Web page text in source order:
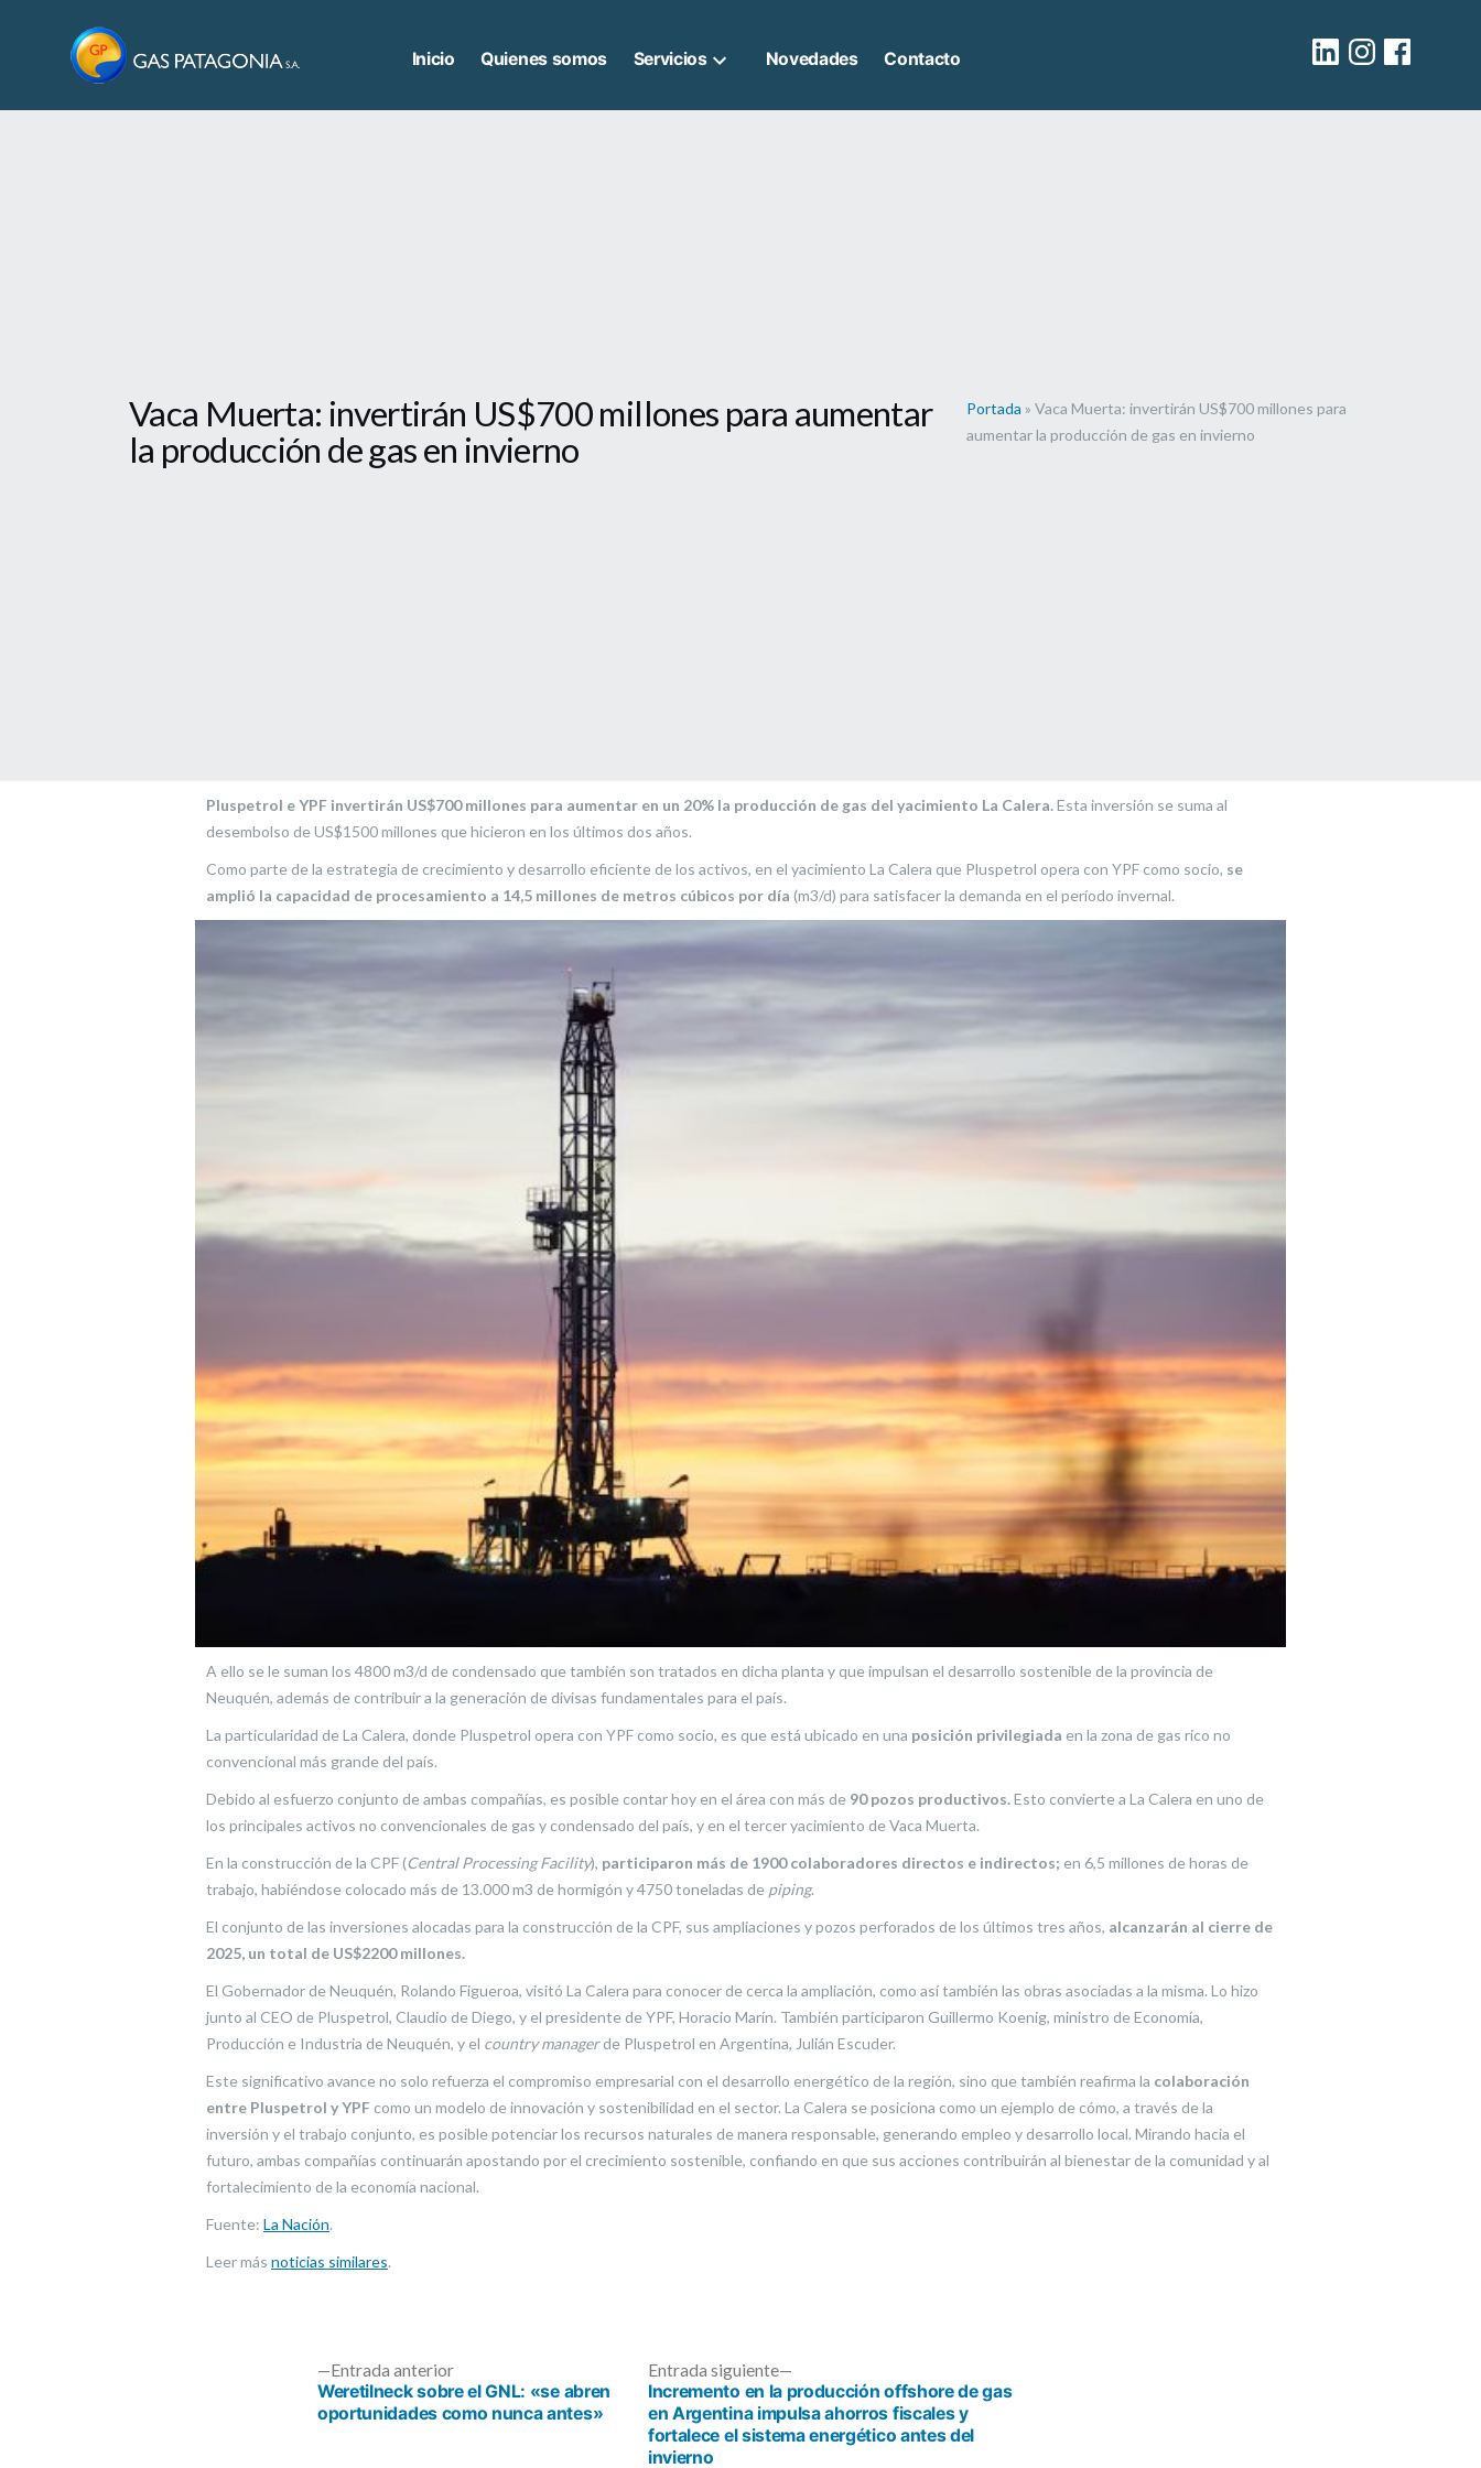
Inicio Quienes somos Servicios Novedades Contacto
facebook
Instagram
Linkedin
Vaca Muerta: invertirán US$700 millones para aumentar
la producción de gas en invierno
Portada » Vaca Muerta: invertirán US$700 millones para
aumentar la producción de gas en invierno
Pluspetrol e YPF invertirán US$700 millones para aumentar en un 20% la producción de gas del yacimiento La Calera.Esta inversión se suma al
desembolso de US$1500 millones que hicieron en los últimos dos años.
Como parte de la estrategia de crecimiento y desarrollo eficiente de los activos, en el yacimiento La Calera que Pluspetrol opera con YPF como socio, se
amplió la capacidad de procesamiento a 14,5 millones de metros cúbicos por día (m3/d) para satisfacer la demanda en el período invernal.
A ello se le suman los 4800 m3/d de condensado que también son tratados en dicha planta y que impulsan el desarrollo sostenible de la provincia de
Neuquén, además de contribuir a la generación de divisas fundamentales para el país.
La particularidad de La Calera, donde Pluspetrol opera con YPF como socio, es que está ubicado en una posición privilegiada en la zona de gas rico no
convencional más grande del país.
Debido al esfuerzo conjunto de ambas compañías, es posible contar hoy en el área con más de 90 pozos productivos.Esto convierte a La Calera en uno de
los principales activos no convencionales de gas y condensado del país, y en el tercer yacimiento de Vaca Muerta.
En la construcción de la CPF (Central Processing Facility), participaron más de 1900 colaboradores directos e indirectos; en 6,5 millones de horas de
trabajo, habiéndose colocado más de 13.000 m3 de hormigón y 4750 toneladas de piping.
El conjunto de las inversiones alocadas para la construcción de la CPF, sus ampliaciones y pozos perforados de los últimos tres años, alcanzarán al cierre de
2025, un total de US$2200 millones.
El Gobernador de Neuquén, Rolando Figueroa, visitó La Calera para conocer de cerca la ampliación, como así también las obras asociadas a la misma. Lo hizo
junto al CEO de Pluspetrol, Claudio de Diego, y el presidente de YPF, Horacio Marín. También participaron Guillermo Koenig, ministro de Economía,
Producción e Industria de Neuquén, y el country managerde Pluspetrol en Argentina, Julián Escuder.
Este significativo avance no solo refuerza el compromiso empresarial con el desarrollo energético de la región, sino que también reafirma la colaboración
entre Pluspetrol y YPF como un modelo de innovación y sostenibilidad en el sector. La Calera se posiciona como un ejemplo de cómo, a través de la
inversión y el trabajo conjunto, es posible potenciar los recursos naturales de manera responsable, generando empleo y desarrollo local. Mirando hacia el
futuro, ambas compañías continuarán apostando por el crecimiento sostenible, confiando en que sus acciones contribuirán al bienestar de la comunidad y al
fortalecimiento de la economía nacional.
Fuente: La Nación.
Leer más noticias similares.
Navegación
Entrada anteriorEntrada
anterior:
Weretilneck sobre el GNL: «se abren
oportunidades como nunca antes»
Entrada siguiente
siguiente:
Incremento en la producción offshore de gas
en Argentina impulsa ahorros fiscales y
fortalece el sistema energético antes del
invierno